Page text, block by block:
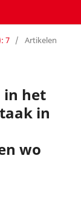
7 / Artikelen
in het
in
wo